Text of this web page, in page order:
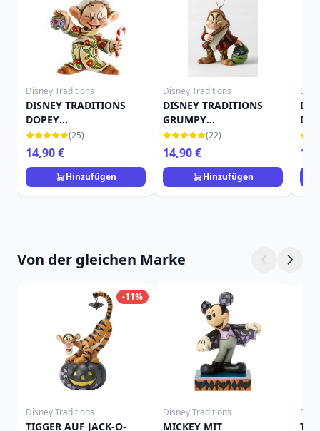
Disney Traditions
DISNEY TRADITIONS
DOPEY
(Baumdekoration)
(25)
14,90 €
Hinzufügen
Disney Traditions
DISNEY TRADITIONS
GRUMPY
(Baumdekoration)
(22)
14,90 €
Hinzufügen
Von der gleichen Marke
-11%
Disney Traditions
TIGGER AUF JACK-O-
Disney Traditions
MICKEY MIT